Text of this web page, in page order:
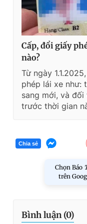
Cấp, đổi giấy
nào?
Từ ngày
phép lái xe như:
sang mới, và
trước thời gian
Chia sẻ
Chọn Báo
trên
Bình luận (0)